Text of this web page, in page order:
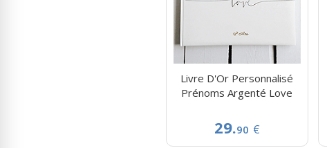
Livre D'Or Personnalisé
Prénoms Argenté Love
29.90 €